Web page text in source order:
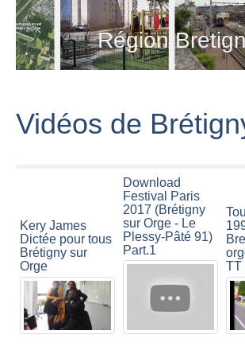
Région
Vidéos de
Kery James
Dictée pour tous
Brétigny sur
Orge
Download
Festival Paris
2017 (Brétigny
sur Orge - Le
Plessy-Pâté 91)
Part.1
TT